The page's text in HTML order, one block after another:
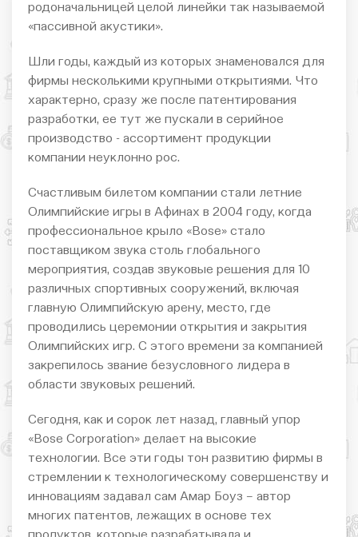
родоначальницей целой линейки так называемой
«пассивной акустики».
Шли годы, каждый из которых знаменовался для
фирмы несколькими крупными открытиями. Что
характерно, сразу же после патентирования
разработки, ее тут же пускали в серийное
производство - ассортимент продукции
компании неуклонно рос.
Счастливым билетом компании стали летние
Олимпийские игры в Афинах в 2004 году, когда
профессиональное крыло «Bose» стало
поставщиком звука столь глобального
мероприятия, создав звуковые решения для 10
различных спортивных сооружений, включая
главную Олимпийскую арену, место, где
проводились церемонии открытия и закрытия
Олимпийских игр. С этого времени за компанией
закрепилось звание безусловного лидера в
области звуковых решений.
Сегодня, как и сорок лет назад, главный упор
«Bose Corporation» делает на высокие
технологии. Все эти годы тон развитию фирмы в
стремлении к технологическому совершенству и
инновациям задавал сам Амар Боуз – автор
многих патентов, лежащих в основе тех